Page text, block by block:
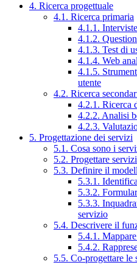
4. Ricerca progettuale
4.1. Ricerca primaria
4.1.1. Interviste
4.1.2.
4.1.3. Test di
4.1.4. Web
4.1.5.
utente
4.2. Ricerca
4.2.1. Ricerca
4.2.2. Analisi
4.2.3.
5. Progettazione dei servizi
5.1. Cosa sono i
5.2. Progettare
5.3. Definire il
5.3.1.
5.3.2.
5.3.3.
servizio
5.4. Descrivere il
5.4.1.
5.4.2.
5.5. Co-progettare le